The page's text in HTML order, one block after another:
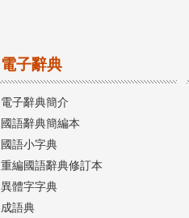
電子辭典
電子辭典簡介
國語辭典簡編本
國語小字典
重編國語辭典修訂本
異體字字典
成語典